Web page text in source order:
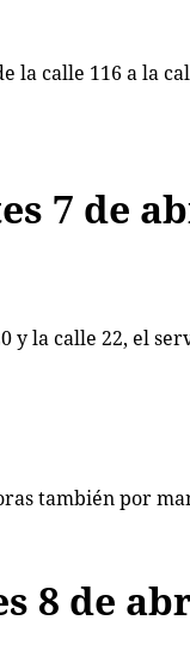
calle 116 a la
7 de
la calle 22, el
también por
8 de